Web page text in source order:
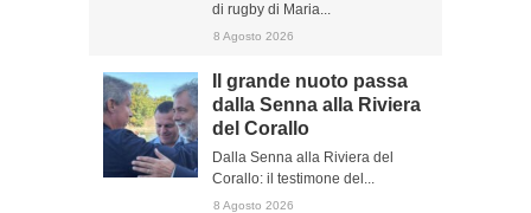
di rugby di Maria...
8 Agosto 2026
Il grande nuoto passa
dalla Senna alla Riviera
del Corallo
Dalla Senna alla Riviera del
Corallo: il testimone del...
8 Agosto 2026